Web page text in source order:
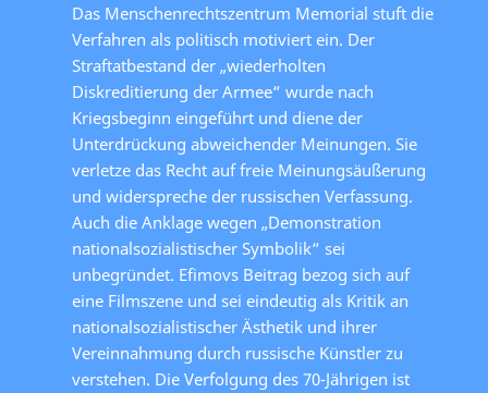
Das Menschenrechtszentrum Memorial stuft die
Verfahren als politisch motiviert ein. Der
Straftatbestand der „wiederholten
Diskreditierung der Armee“ wurde nach
Kriegsbeginn eingeführt und diene der
Unterdrückung abweichender Meinungen. Sie
verletze das Recht auf freie Meinungsäußerung
und widerspreche der russischen Verfassung.
Auch die Anklage wegen „Demonstration
nationalsozialistischer Symbolik“ sei
unbegründet. Efimovs Beitrag bezog sich auf
eine Filmszene und sei eindeutig als Kritik an
nationalsozialistischer Ästhetik und ihrer
Vereinnahmung durch russische Künstler zu
verstehen. Die Verfolgung des 70-Jährigen ist